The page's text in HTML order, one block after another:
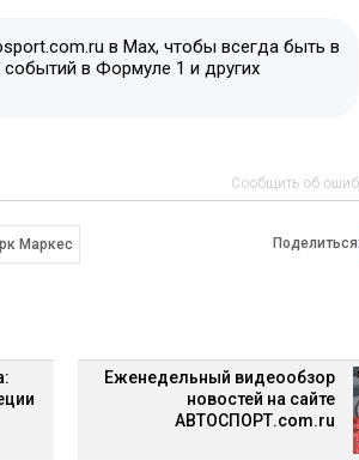
в Max, чтобы всегда быть в
в Формуле 1 и других
Сообщить об
Маркес Поделиться:
Еженедельный видеообзор
новостей на сайте
АВТОСПОРТ.com.ru